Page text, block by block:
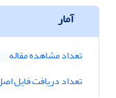
آمار
تعداد مشاهده مقاله
تعداد دریافت فایل